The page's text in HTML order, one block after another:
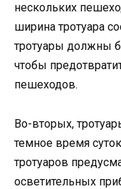
нескольких
ширина тротуара
тротуары должны
чтобы
пешеходов.
Во-вторых,
темное время
тротуаров
осветительных